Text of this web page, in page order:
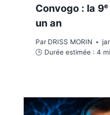
Convogo : la
un an
Par DRISS MORIN
🕒 Durée estimée : 4